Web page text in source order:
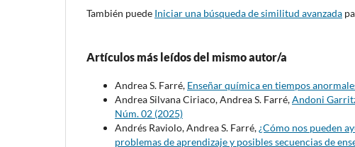
También puede Iniciar una búsqueda de similitud avanzada
Artículos más leídos del mismo autor/a
Andrea S. Farré, Enseñar química en tiempos
Andrea Silvana Ciriaco, Andrea S. Farré,Andoni
Núm. 02 (2025)
Andrés Raviolo, Andrea S. Farré,¿Cómo nos pueden
problemas de aprendizaje y posibles secuencias de